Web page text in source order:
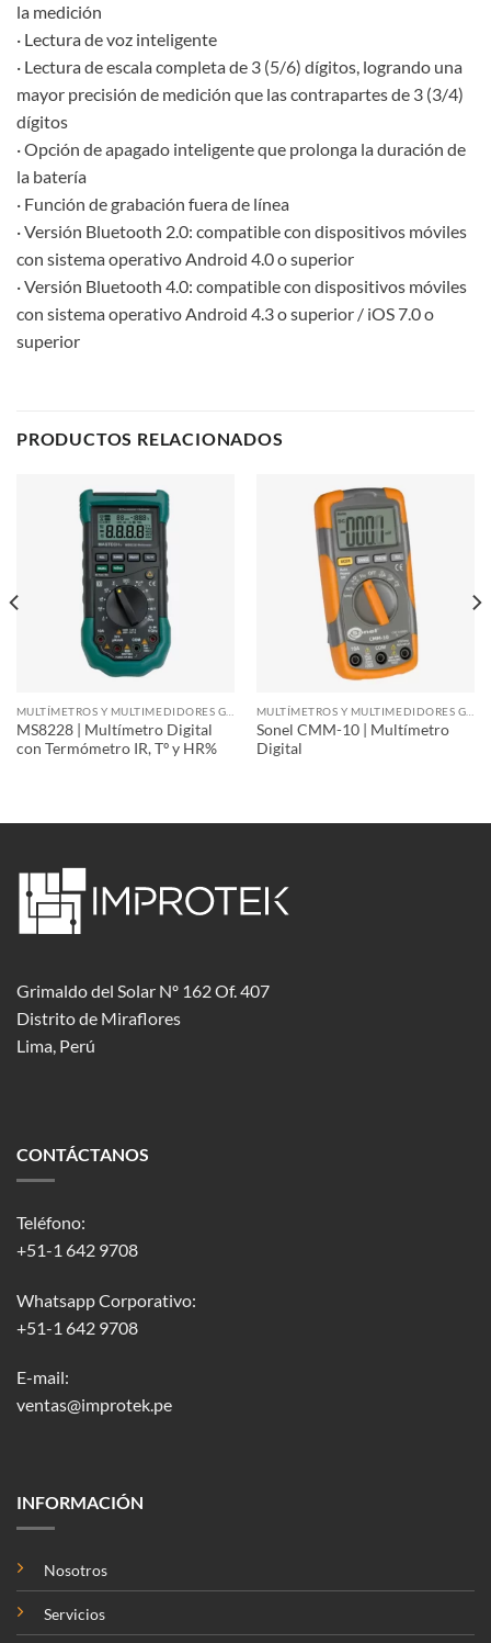
la medición
· Lectura de voz inteligente
· Lectura de escala completa de 3 (5/6) dígitos, logrando una
mayor precisión de medición que las contrapartes de 3 (3/4)
dígitos
· Opción de apagado inteligente que prolonga la duración de
la batería
· Función de grabación fuera de línea
· Versión Bluetooth 2.0: compatible con dispositivos móviles
con sistema operativo Android 4.0 o superior
· Versión Bluetooth 4.0: compatible con dispositivos móviles
con sistema operativo Android 4.3 o superior / iOS 7.0 o
superior
PRODUCTOS RELACIONADOS
MS8228 | Multímetro Digital
con Termómetro IR, Tº y HR%
Sonel CMM-10 | Multímetro
Digital
Grimaldo del Solar Nº 162 Of. 407
Distrito de Miraflores
Lima, Perú
CONTÁCTANOS
Teléfono:
+51-1 642 9708
Whatsapp Corporativo:
+51-1 642 9708
E-mail:
ventas@improtek.pe
INFORMACIÓN
Nosotros
Servicios